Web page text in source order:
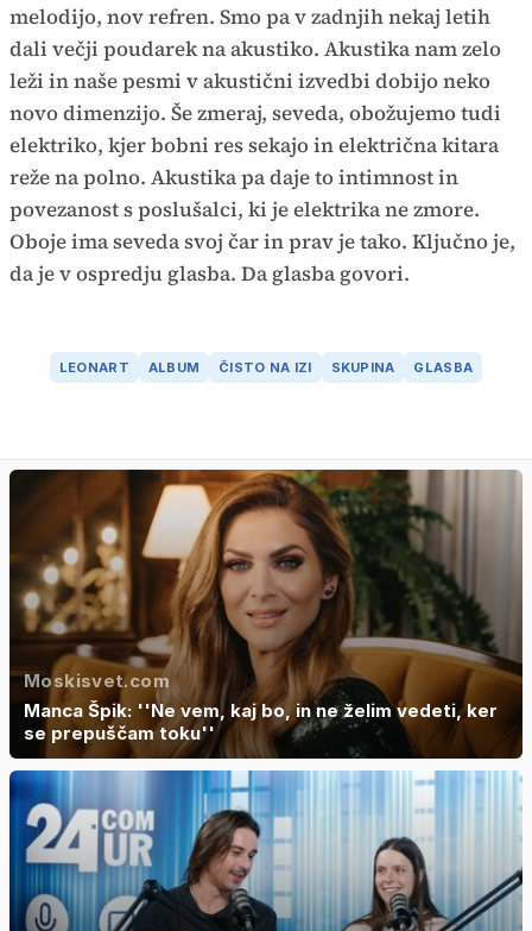
melodijo, nov refren. Smo pa v zadnjih nekaj letih
dali večji poudarek na akustiko. Akustika nam zelo
leži in naše pesmi v akustični izvedbi dobijo neko
novo dimenzijo. Še zmeraj, seveda, obožujemo tudi
elektriko, kjer bobni res sekajo in električna kitara
reže na polno. Akustika pa daje to intimnost in
povezanost s poslušalci, ki je elektrika ne zmore.
Oboje ima seveda svoj čar in prav je tako. Ključno je,
da je v ospredju glasba. Da glasba govori.
LEONART ALBUM ČISTO NA IZI SKUPINA GLASBA
Moskisvet.com
Manca Špik: ''Ne vem, kaj bo, in ne želim vedeti, ker
se prepuščam toku''